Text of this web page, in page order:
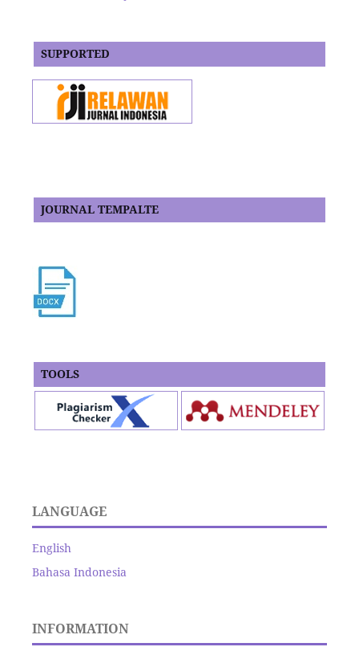
SUPPORTED
JOURNAL TEMPALTE
TOOLS
LANGUAGE
English
Bahasa Indonesia
INFORMATION